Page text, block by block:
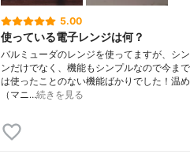
5.00
使っている電子レンジは何？
バルミューダのレンジを使ってますが、シ
ンだけでなく、機能もシンプルなので今ま
は使ったことのない機能ばかりでした！温め
（マニ…続きを見る